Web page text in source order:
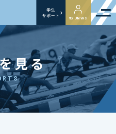
学生
サポート
My UNIVAS
見る